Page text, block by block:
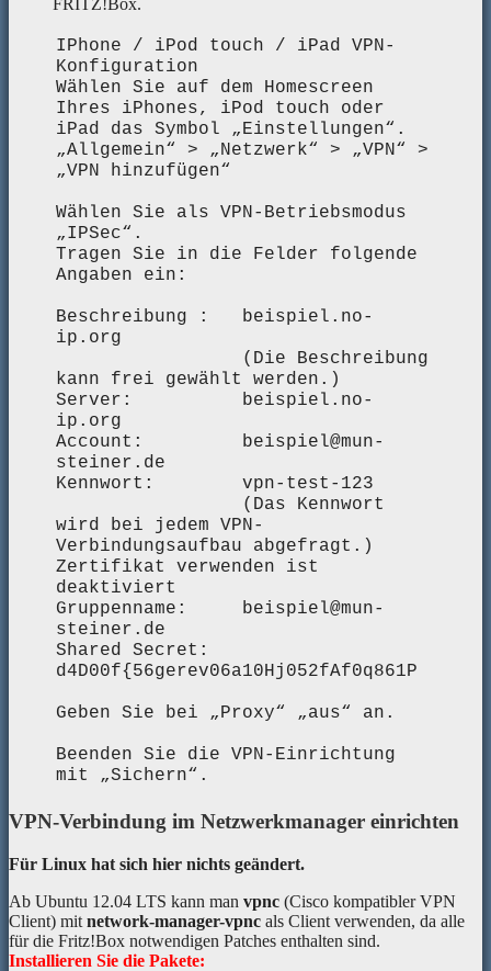
FRITZ!Box.
IPhone / iPod touch / iPad VPN-
Konfiguration
Wählen Sie auf dem Homescreen
Ihres iPhones, iPod touch oder
iPad das Symbol „Einstellungen“.
„Allgemein“ > „Netzwerk“ > „VPN“ >
„VPN hinzufügen“
Wählen Sie als VPN-Betriebsmodus
„IPSec“.
Tragen Sie in die Felder folgende
Angaben ein:
Beschreibung : beispiel.no-
ip.org
(Die Beschreibung
kann frei gewählt werden.)
Server: beispiel.no-
ip.org
Account: beispiel@mun-
steiner.de
Kennwort: vpn-test-123
(Das Kennwort
wird bei jedem VPN-
Verbindungsaufbau abgefragt.)
Zertifikat verwenden ist
deaktiviert
Gruppenname: beispiel@mun-
steiner.de
Shared Secret:
d4D00f{56gerev06a10Hj052fAf0q861P
Geben Sie bei „Proxy“ „aus“ an.
Beenden Sie die VPN-Einrichtung
mit „Sichern“.
VPN-Verbindung im Netzwerkmanager einrichten
Für Linux hat sich hier nichts geändert.
Ab Ubuntu 12.04 LTS kann man vpnc (Cisco kompatibler VPN
Client) mit network-manager-vpnc als Client verwenden, da alle
für die Fritz!Box notwendigen Patches enthalten sind.
Installieren Sie die Pakete: